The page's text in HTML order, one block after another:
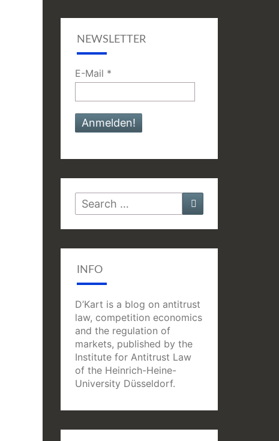
NEWSLETTER
E-Mail *
Search
for:
Search
INFO
D’Kart is a blog on antitrust
law, competition economics
and the regulation of
markets, published by the
Institute for Antitrust Law
of the Heinrich-Heine-
University Düsseldorf.